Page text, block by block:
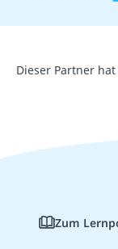
Dieser Partner
Zum